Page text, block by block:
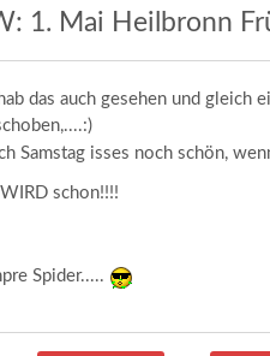
1. Mai Heilbronn
das auch gesehen und gleich
Samstag isses noch schön,
schon!!!!
Spider.....